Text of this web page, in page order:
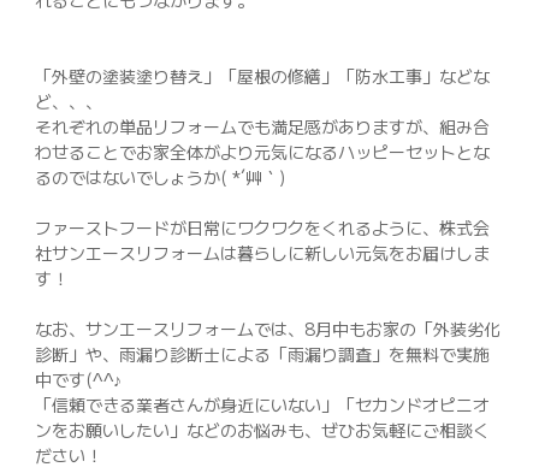
「外壁の塗装塗り替え」「屋根の修繕」「防水工事」などな
ど、、、
それぞれの単品リフォームでも満足感がありますが、組み合
わせることでお家全体がより元気になるハッピーセットとな
るのではないでしょうか( *´艸｀)
ファーストフードが日常にワクワクをくれるように、株式会
社サンエースリフォームは暮らしに新しい元気をお届けしま
す！
なお、サンエースリフォームでは、8月中もお家の「外装劣化
診断」や、雨漏り診断士による「雨漏り調査」を無料で実施
中です(^^♪
「信頼できる業者さんが身近にいない」「セカンドオピニオ
ンをお願いしたい」などのお悩みも、ぜひお気軽にご相談く
ださい！